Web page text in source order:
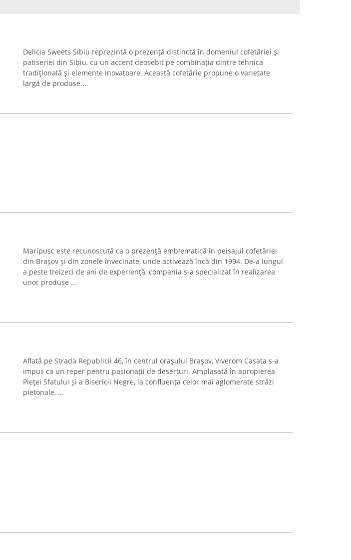
Delicia Sweets Sibiu reprezintă o prezență distinctă în domeniul cofetăriei și
patiseriei din Sibiu, cu un accent deosebit pe combinația dintre tehnica
tradițională și elemente inovatoare. Această cofetărie propune o varietate
largă de produse ...
Maripusc este recunoscută ca o prezență emblematică în peisajul cofetăriei
din Brașov și din zonele învecinate, unde activează încă din 1994. De-a lungul
a peste treizeci de ani de experiență, compania s-a specializat în realizarea
unor produse ...
Aflată pe Strada Republicii 46, în centrul orașului Brașov, Viverom Casata s-a
impus ca un reper pentru pasionații de deserturi. Amplasată în apropierea
Pieței Sfatului și a Bisericii Negre, la confluența celor mai aglomerate străzi
pietonale, ...